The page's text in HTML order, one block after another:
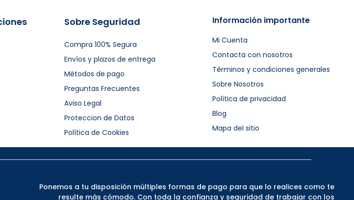
Sobre Seguridad
Compra 100% Segura
Envíos y plazos de entrega
Métodos de pago
Preguntas Frecuentes
Aviso Legal
Proteccion de Datos
Política de Cookies
Información importante
Mi Cuenta
Contacta con nosotros
Términos y condiciones generales
Sobre Nosotros
Política de privacidad
Blog
Mapa del sitio
Ponemos a tu disposición múltiples formas de pago para que lo realices como te
resulte más cómodo. Con toda la confianza y seguridad de trabajar con los